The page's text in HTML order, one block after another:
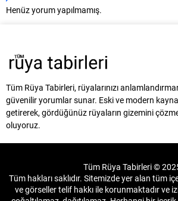
Henüz yorum yapılmamış.
Tüm Rüya Tabirleri, rüyalarınızı
güvenilir yorumlar sunar. Eski ve modern
getirerek, gördüğünüz rüyaların gizemini
oluyoruz.
Tüm Rüya Tabirleri ©
Tüm hakları saklıdır. Sitemizde yer alan tüm
ve görseller telif hakkı ile korunmaktadır ve